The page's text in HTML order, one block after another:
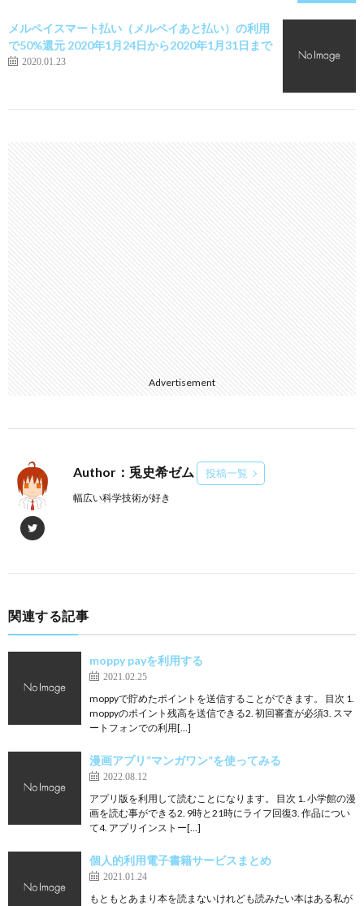
メルペイスマート払い（メルペイあと払い）の利用
で50%還元 2020年1月24日から2020年1月31日まで
2020.01.23
Advertisement
Author：兎史希ゼム 投稿一覧
幅広い科学技術が好き
関連する記事
moppy payを利用する
2021.02.25
moppyで貯めたポイントを送信することができます。 目次 1.
moppyのポイント残高を送信できる2. 初回審査が必須3. スマ
ートフォンでの利用[…]
漫画アプリ”マンガワン”を使ってみる
2022.08.12
アプリ版を利用して読むことになります。 目次 1. 小学館の漫
画を読む事ができる2. 9時と21時にライフ回復3. 作品につい
て4. アプリインストー[…]
個人的利用電子書籍サービスまとめ
2021.01.24
もともとあまり本を読まないけれども読みたい本はある私が